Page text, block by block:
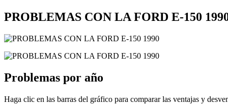
PROBLEMAS CON LA FORD E-150
Problemas por año
Haga clic en las barras del gráfico para comparar las ventajas y